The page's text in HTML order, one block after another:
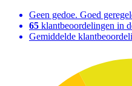
Geen gedoe. Goed
65 klantbeoordelingen in
Gemiddelde